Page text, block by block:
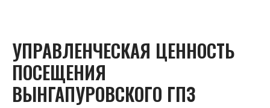
УПРАВЛЕНЧЕСКАЯ ЦЕННОСТЬ
ПОСЕЩЕНИЯ
ВЫНГАПУРОВСКОГО ГПЗ